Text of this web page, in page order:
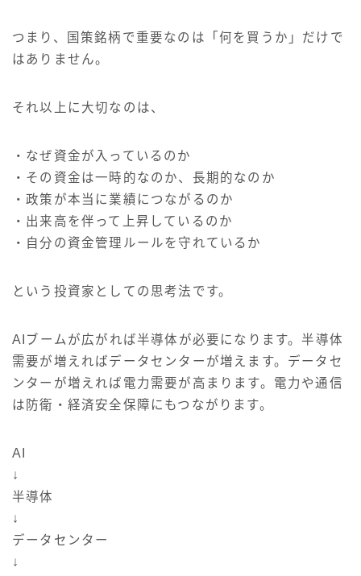
つまり、国策銘柄で重要なのは「何を買うか」だけで
はありません。
それ以上に大切なのは、
・なぜ資金が入っているのか
・その資金は一時的なのか、長期的なのか
・政策が本当に業績につながるのか
・出来高を伴って上昇しているのか
・自分の資金管理ルールを守れているか
という投資家としての思考法です。
AIブームが広がれば半導体が必要になります。半導体
需要が増えればデータセンターが増えます。データセ
ンターが増えれば電力需要が高まります。電力や通信
は防衛・経済安全保障にもつながります。
AI
↓
半導体
↓
データセンター
↓